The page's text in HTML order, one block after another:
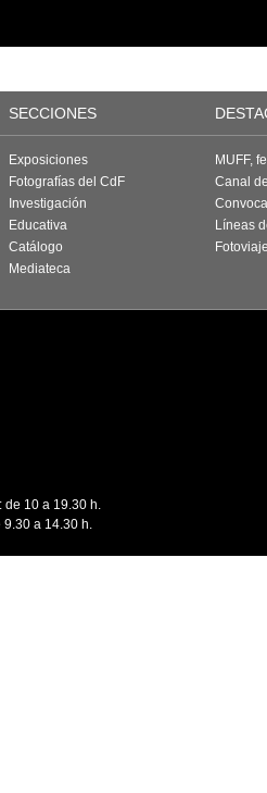
SECCIONES
Exposiciones
Fotografías del CdF
Investigación
Educativa
Catálogo
Mediateca
MUFF,
Canal
Líneas
de 10 a 19.30 h.
9.30 a 14.30 h.